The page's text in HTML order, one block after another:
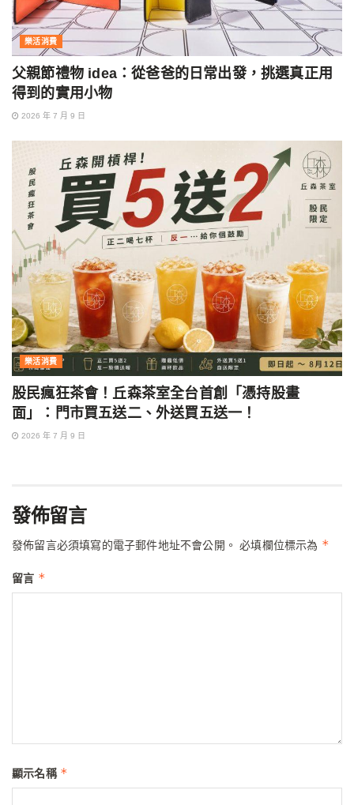
樂活消費
父親節禮物 idea：從爸爸的日常出發，挑選真正用
得到的實用小物
2026 年 7 月 9 日
樂活消費
股民瘋狂茶會！丘森茶室全台首創「憑持股畫
面」：門市買五送二、外送買五送一！
2026 年 7 月 9 日
發佈留言
發佈留言必須填寫的電子郵件地址不會公開。 必填欄位標示為 *
留言 *
顯示名稱 *